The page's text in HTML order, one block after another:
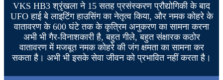
VKS HB3 श्रृंखला ने 15 सतह प्रसंस्करण प्रौद्योगिकी के बाद
UFO हाई बे लाइटिंग हाउसिंग का नेतृत्व किया, और नमक कोहरे के
वातावरण के 600 घंटे तक के कृत्रिम अनुकरण का सामना करना
अभी भी गैर-विनाशकारी है, बहुत गीले, बहुत संक्षारक कठोर
वातावरण में मजबूत नमक कोहरे की जंग क्षमता का सामना कर
सकता है। अभी भी इसके सेवा जीवन को प्रभावित नहीं करता है।